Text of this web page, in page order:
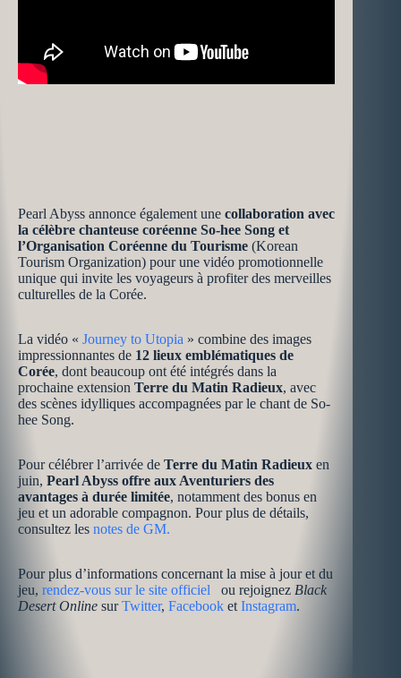
Pearl Abyss annonce également une collaboration avec
la célèbre chanteuse coréenne So-hee Song et
l’Organisation Coréenne du Tourisme (Korean
Tourism Organization) pour une vidéo promotionnelle
unique qui invite les voyageurs à profiter des merveilles
culturelles de la Corée.
La vidéo « Journey to Utopia » combine des images
impressionnantes de 12 lieux emblématiques de
Corée, dont beaucoup ont été intégrés dans la
prochaine extension Terre du Matin Radieux, avec
des scènes idylliques accompagnées par le chant de So-
hee Song.
Pour célébrer l’arrivée de Terre du Matin Radieux en
juin, Pearl Abyss offre aux Aventuriers des
avantages à durée limitée, notamment des bonus en
jeu et un adorable compagnon. Pour plus de détails,
consultez les notes de GM.
Pour plus d’informations concernant la mise à jour et du
jeu, rendez-vous sur le site officiel ou rejoignez Black
Desert Online surTwitter, Facebook et Instagram.